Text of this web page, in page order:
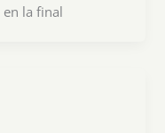
la final